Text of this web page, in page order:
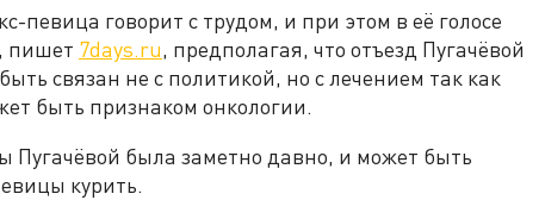
певица говорит с трудом, и при этом в её голосе
пишет 7days.ru, предполагая, что отъезд Пугачёвой
связан не с политикой, но с лечением так как
быть признаком онкологии.
Пугачёвой была заметно давно, и может быть
курить.